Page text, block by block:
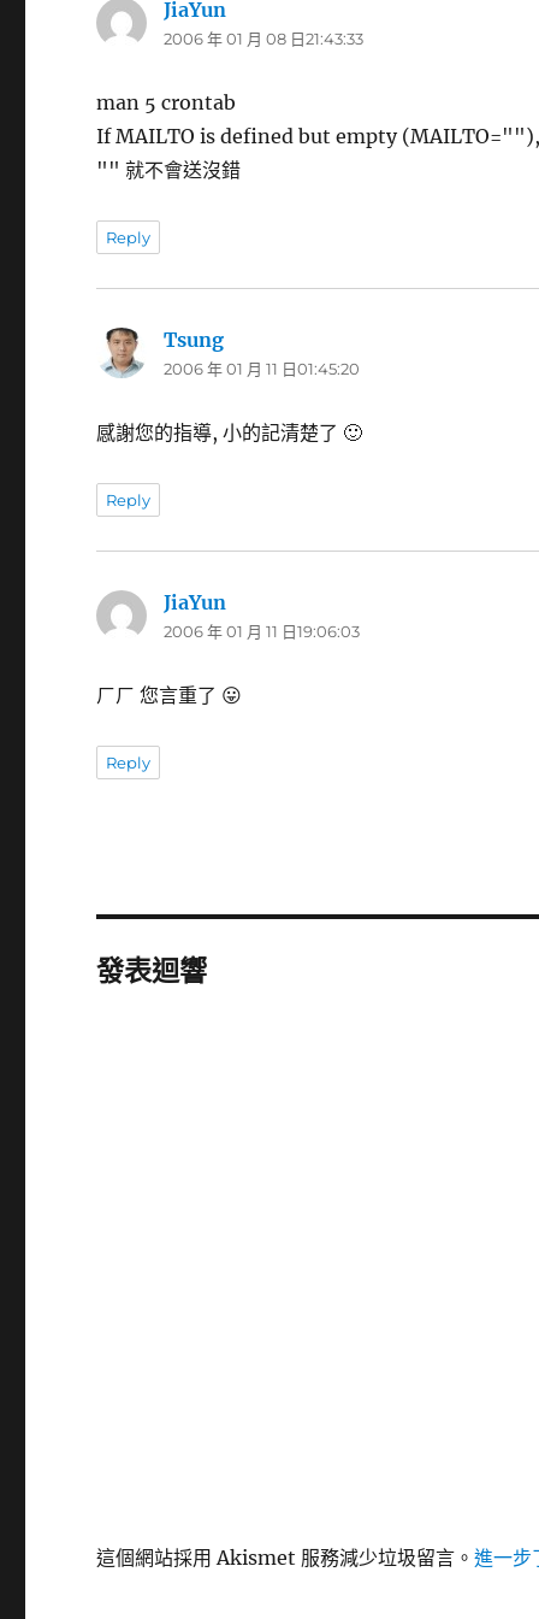
JiaYun
示:
2006 年 01 月 08 日21:43:33
man 5 crontab
If MAILTO is defined but empty
"" 就不會送沒錯
Reply
Tsung
示:
2006 年 01 月 11 日01:45:20
感謝您的指導, 小的記清楚了 🙂
Reply
JiaYun
示:
2006 年 01 月 11 日19:06:03
ㄏㄏ 您言重了 😛
Reply
發表迴響
這個網站採用 Akismet 服務減少垃圾留言。進一步